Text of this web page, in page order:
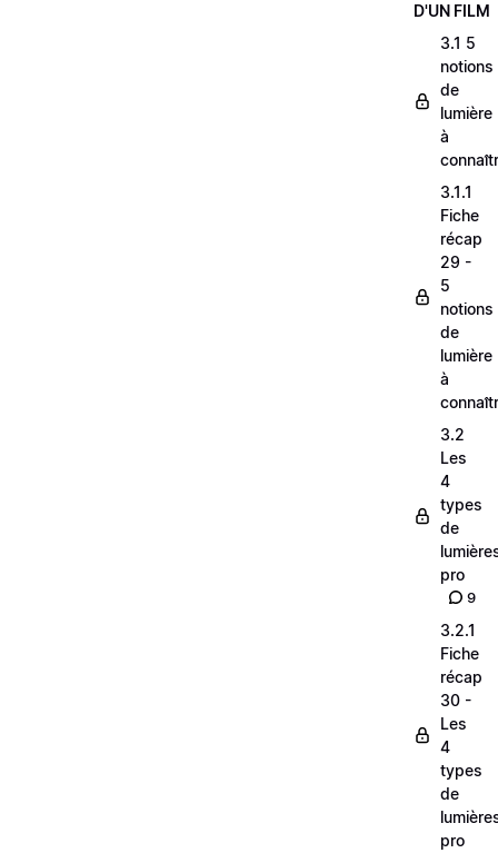
D'UN FILM
3.1 5
notions
de
lumière
à
3.1.1
Fiche
récap
29 -
5
notions
de
lumière
à
3.2
Les
4
types
de
pro
9
3.2.1
Fiche
récap
30 -
Les
4
types
de
pro